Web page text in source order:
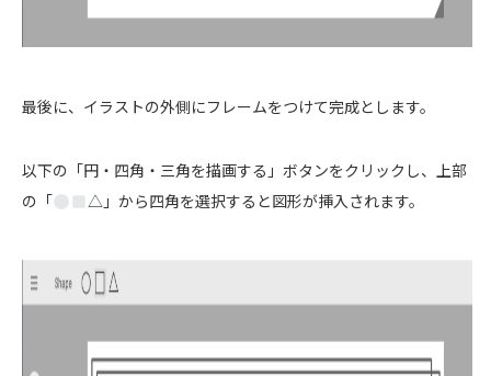
最後に、イラストの外側にフレームをつけて完成とします。
以下の「円・四角・三角を描画する」ボタンをクリックし、上部
の「
△」から四角を選択すると図形が挿入されます。